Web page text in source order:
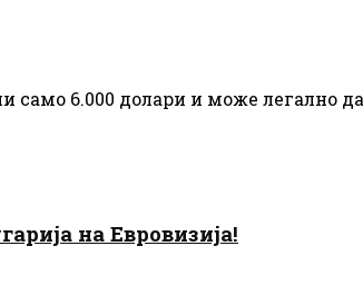
6.000 долари и може легално
на Евровизија!